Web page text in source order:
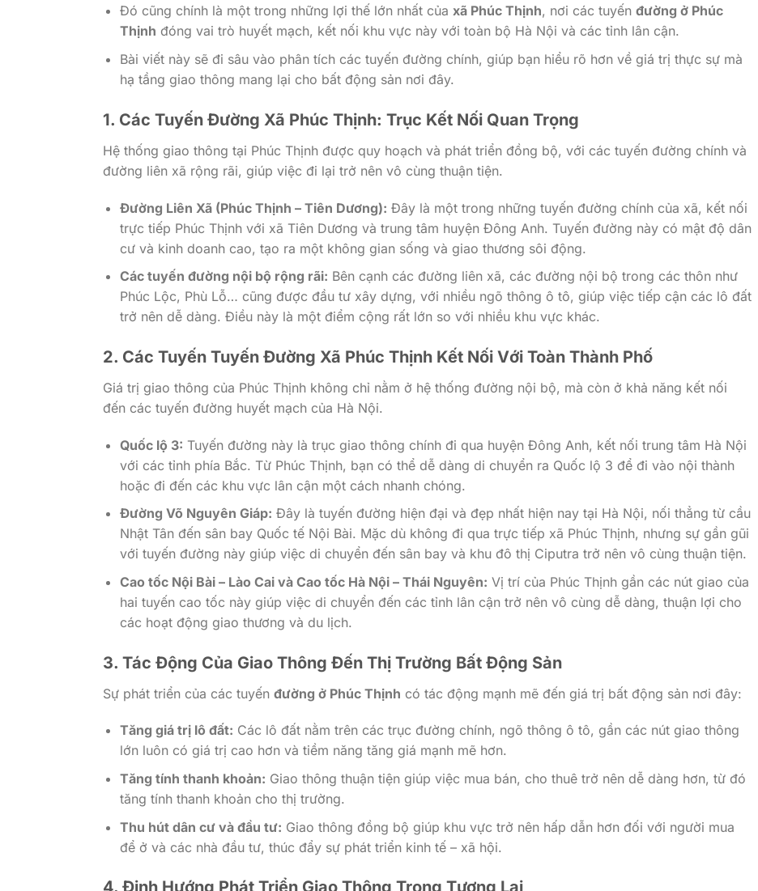
Đó cũng chính là một trong những lợi thế lớn nhất của xã Phúc Thịnh, nơi các tuyến đường ở Phúc
Thịnh đóng vai trò huyết mạch, kết nối khu vực này với toàn bộ Hà Nội và các tỉnh lân cận.
Bài viết này sẽ đi sâu vào phân tích các tuyến đường chính, giúp bạn hiểu rõ hơn về giá trị thực sự mà
hạ tầng giao thông mang lại cho bất động sản nơi đây.
1. Các Tuyến Đường Xã Phúc Thịnh: Trục Kết Nối Quan Trọng
Hệ thống giao thông tại Phúc Thịnh được quy hoạch và phát triển đồng bộ, với các tuyến đường chính và
đường liên xã rộng rãi, giúp việc đi lại trở nên vô cùng thuận tiện.
Đường Liên Xã (Phúc Thịnh – Tiên Dương): Đây là một trong những tuyến đường chính của xã, kết nối
trực tiếp Phúc Thịnh với xã Tiên Dương và trung tâm huyện Đông Anh. Tuyến đường này có mật độ dân
cư và kinh doanh cao, tạo ra một không gian sống và giao thương sôi động.
Các tuyến đường nội bộ rộng rãi: Bên cạnh các đường liên xã, các đường nội bộ trong các thôn như
Phúc Lộc, Phù Lỗ… cũng được đầu tư xây dựng, với nhiều ngõ thông ô tô, giúp việc tiếp cận các lô đất
trở nên dễ dàng. Điều này là một điểm cộng rất lớn so với nhiều khu vực khác.
2. Các Tuyến Tuyến Đường Xã Phúc Thịnh Kết Nối Với Toàn Thành Phố
Giá trị giao thông của Phúc Thịnh không chỉ nằm ở hệ thống đường nội bộ, mà còn ở khả năng kết nối
đến các tuyến đường huyết mạch của Hà Nội.
Quốc lộ 3: Tuyến đường này là trục giao thông chính đi qua huyện Đông Anh, kết nối trung tâm Hà Nội
với các tỉnh phía Bắc. Từ Phúc Thịnh, bạn có thể dễ dàng di chuyển ra Quốc lộ 3 để đi vào nội thành
hoặc đi đến các khu vực lân cận một cách nhanh chóng.
Đường Võ Nguyên Giáp: Đây là tuyến đường hiện đại và đẹp nhất hiện nay tại Hà Nội, nối thẳng từ cầu
Nhật Tân đến sân bay Quốc tế Nội Bài. Mặc dù không đi qua trực tiếp xã Phúc Thịnh, nhưng sự gần gũi
với tuyến đường này giúp việc di chuyển đến sân bay và khu đô thị Ciputra trở nên vô cùng thuận tiện.
Cao tốc Nội Bài – Lào Cai và Cao tốc Hà Nội – Thái Nguyên: Vị trí của Phúc Thịnh gần các nút giao của
hai tuyến cao tốc này giúp việc di chuyển đến các tỉnh lân cận trở nên vô cùng dễ dàng, thuận lợi cho
các hoạt động giao thương và du lịch.
3. Tác Động Của Giao Thông Đến Thị Trường Bất Động Sản
Sự phát triển của các tuyến đường ở Phúc Thịnh có tác động mạnh mẽ đến giá trị bất động sản nơi đây:
Tăng giá trị lô đất: Các lô đất nằm trên các trục đường chính, ngõ thông ô tô, gần các nút giao thông
lớn luôn có giá trị cao hơn và tiềm năng tăng giá mạnh mẽ hơn.
Tăng tính thanh khoản: Giao thông thuận tiện giúp việc mua bán, cho thuê trở nên dễ dàng hơn, từ đó
tăng tính thanh khoản cho thị trường.
Thu hút dân cư và đầu tư: Giao thông đồng bộ giúp khu vực trở nên hấp dẫn hơn đối với người mua
để ở và các nhà đầu tư, thúc đẩy sự phát triển kinh tế – xã hội.